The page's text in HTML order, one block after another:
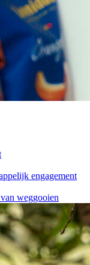
engagement
weggooien